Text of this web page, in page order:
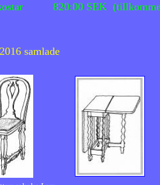
kostar 820:00 SEK
samlade